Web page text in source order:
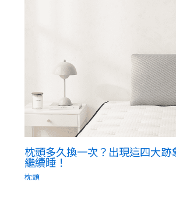
枕頭多久換一次？出現這四大跡
繼續睡！
枕頭